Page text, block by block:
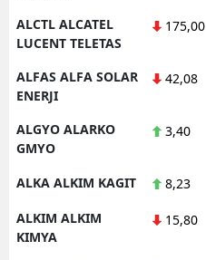
ALCTL ALCATEL
LUCENT TELETAS
175,00
ALFAS ALFA SOLAR
ENERJI
42,08
ALGYO ALARKO
GMYO
3,40
ALKA ALKIM KAGIT 8,23
ALKIM ALKIM
KIMYA
15,80